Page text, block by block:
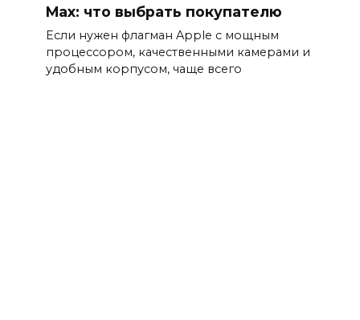
Max: что выбрать покупателю
Если нужен флагман Apple с мощным
процессором, качественными камерами и
удобным корпусом, чаще всего